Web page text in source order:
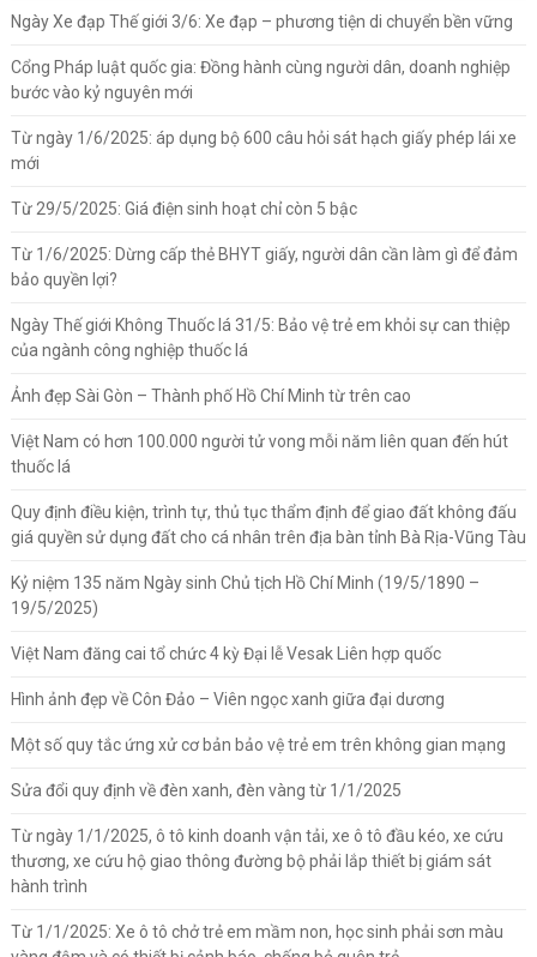
Ngày Xe đạp Thế giới 3/6: Xe đạp – phương tiện di chuyển bền vững
Cổng Pháp luật quốc gia: Đồng hành cùng người dân, doanh nghiệp
bước vào kỷ nguyên mới
Từ ngày 1/6/2025: áp dụng bộ 600 câu hỏi sát hạch giấy phép lái xe
mới
Từ 29/5/2025: Giá điện sinh hoạt chỉ còn 5 bậc
Từ 1/6/2025: Dừng cấp thẻ BHYT giấy, người dân cần làm gì để đảm
bảo quyền lợi?
Ngày Thế giới Không Thuốc lá 31/5: Bảo vệ trẻ em khỏi sự can thiệp
của ngành công nghiệp thuốc lá
Ảnh đẹp Sài Gòn – Thành phố Hồ Chí Minh từ trên cao
Việt Nam có hơn 100.000 người tử vong mỗi năm liên quan đến hút
thuốc lá
Quy định điều kiện, trình tự, thủ tục thẩm định để giao đất không đấu
giá quyền sử dụng đất cho cá nhân trên địa bàn tỉnh Bà Rịa-Vũng Tàu
Kỷ niệm 135 năm Ngày sinh Chủ tịch Hồ Chí Minh (19/5/1890 –
19/5/2025)
Việt Nam đăng cai tổ chức 4 kỳ Đại lễ Vesak Liên hợp quốc
Hình ảnh đẹp về Côn Đảo – Viên ngọc xanh giữa đại dương
Một số quy tắc ứng xử cơ bản bảo vệ trẻ em trên không gian mạng
Sửa đổi quy định về đèn xanh, đèn vàng từ 1/1/2025
Từ ngày 1/1/2025, ô tô kinh doanh vận tải, xe ô tô đầu kéo, xe cứu
thương, xe cứu hộ giao thông đường bộ phải lắp thiết bị giám sát
hành trình
Từ 1/1/2025: Xe ô tô chở trẻ em mầm non, học sinh phải sơn màu